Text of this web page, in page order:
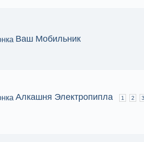
Ваш Мобильник
Алкашня Электропипла 1 2
3